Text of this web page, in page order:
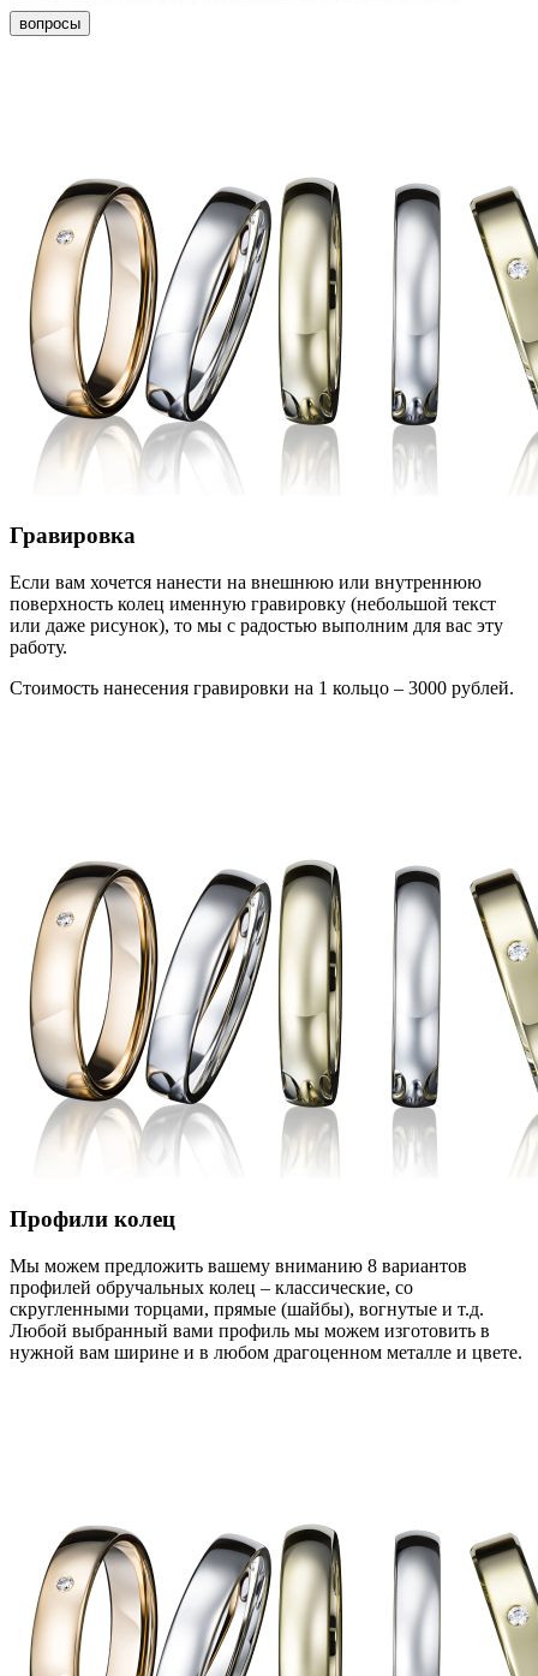
вопросы
Гравировка
Если вам хочется нанести на внешнюю или внутреннюю
поверхность колец именную гравировку (небольшой текст
или даже рисунок), то мы с радостью выполним для вас эту
работу.
Стоимость нанесения гравировки на 1 кольцо – 3000 рублей.
Профили колец
Мы можем предложить вашему вниманию 8 вариантов
профилей обручальных колец – классические, со
скругленными торцами, прямые (шайбы), вогнутые и т.д.
Любой выбранный вами профиль мы можем изготовить в
нужной вам ширине и в любом драгоценном металле и цвете.